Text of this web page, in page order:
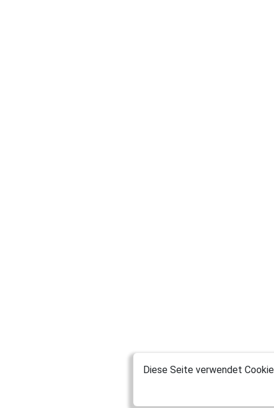
Diese Seite verwendet